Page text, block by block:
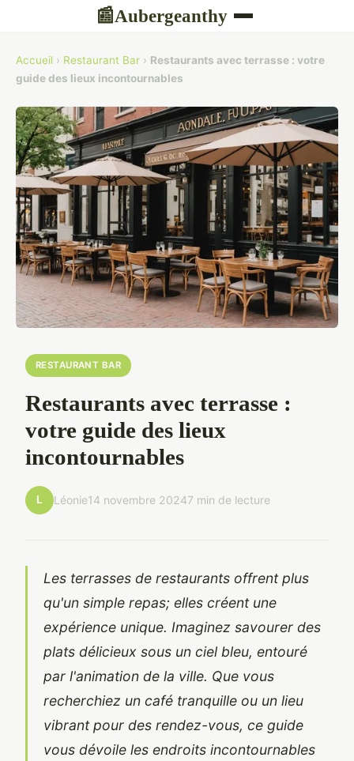
📰Aubergeanthy
Accueil › Restaurant Bar › Restaurants avec terrasse : votre
guide des lieux incontournables
RESTAURANT BAR
Restaurants avec terrasse :
votre guide des lieux
incontournables
L Léonie14 novembre 20247 min de lecture
Les terrasses de restaurants offrent plus
qu'un simple repas; elles créent une
expérience unique. Imaginez savourer des
plats délicieux sous un ciel bleu, entouré
par l'animation de la ville. Que vous
recherchiez un café tranquille ou un lieu
vibrant pour des rendez-vous, ce guide
vous dévoile les endroits incontournables